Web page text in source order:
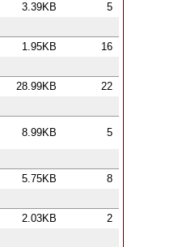
3.39KB 5
1.95KB 16
28.99KB 22
8.99KB 5
5.75KB 8
2.03KB 2